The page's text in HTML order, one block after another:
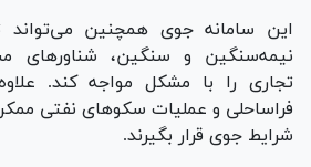
این سامانه جوی همچنین می‌تواند
نیمه‌سنگین و سنگین، شناور‌های
تجاری را با مشکل مواجه کند.
فراساحلی و عملیات سکو‌های نفتی
شرایط جوی قرار بگیرند.